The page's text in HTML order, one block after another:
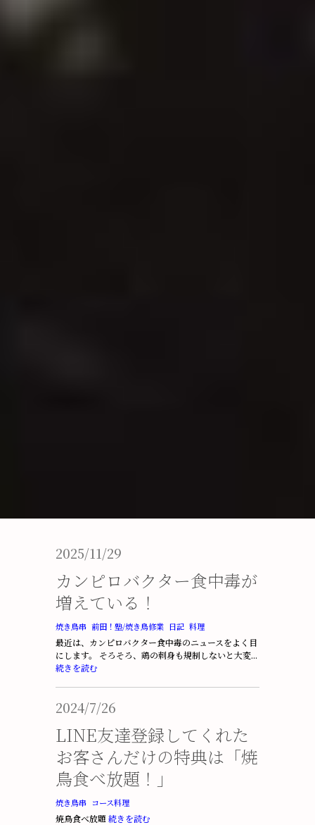
2025/11/29
カンピロバクター食中毒が
増えている！
焼き鳥串 前田！塾/焼き鳥修業 日記 料理
最近は、カンピロバクター食中毒のニュースをよく目
にします。 そろそろ、鶏の刺身も規制しないと大変...
続きを読む
2024/7/26
LINE友達登録してくれた
お客さんだけの特典は「焼
鳥食べ放題！」
焼き鳥串 コース料理
焼鳥食べ放題続きを読む